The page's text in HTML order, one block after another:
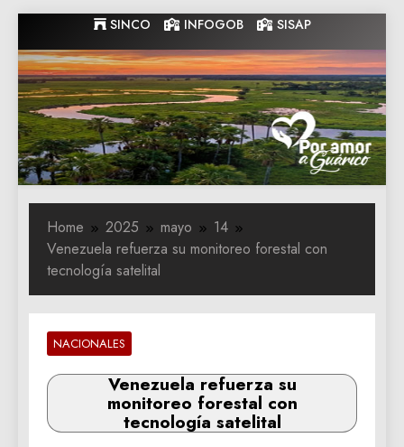
to
content
SINCO INFOGOB SISAP
Gobernacion
de Guarico
Gobernacion de Guarico
Home 2025 mayo
14
Venezuela refuerza su monitoreo forestal con
tecnología satelital
NACIONALES
Venezuela refuerza su
monitoreo forestal con
tecnología satelital